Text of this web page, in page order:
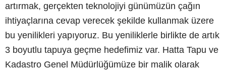
artırmak, gerçekten teknolojiyi günümüzün çağın
ihtiyaçlarına cevap verecek şekilde kullanmak üzere
bu yenilikleri yapıyoruz. Bu yeniliklerle birlikte de artık
3 boyutlu tapuya geçme hedefimiz var. Hatta Tapu ve
Kadastro Genel Müdürlüğümüze bir malik olarak